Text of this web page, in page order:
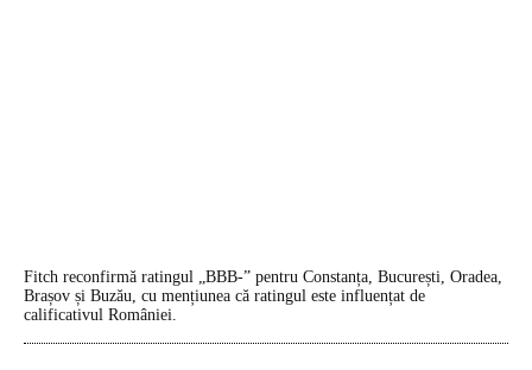
Fitch reconfirmă ratingul „BBB-” pentru Constanța, București, Oradea,
Brașov și Buzău, cu mențiunea că ratingul este influențat de
calificativul României.